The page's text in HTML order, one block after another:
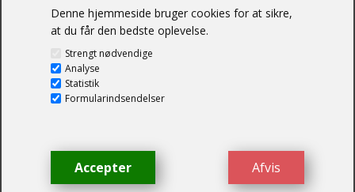
Mytologi / Sagn / Sagaer
Naturen
Oldtidskundskab
Blåkærvej 25
6052 Viuf
Tlf.:60703190
© BogJensen.dk – Alle rettigheder
forbeholdes.
Denne hjemmeside bruger cookies for at sikre,
at du får den bedste oplevelse.
Strengt nødvendige
Analyse
Statistik
Formularindsendelser
Afvis
Accepter